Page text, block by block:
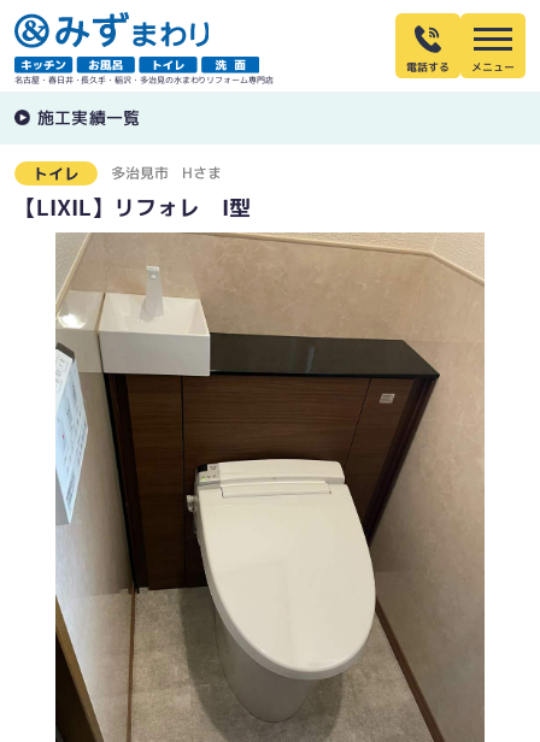
名古屋・春日井・長久手・稲沢・多治見の水まわりリフォーム専門店
電話する
施工実績一覧
トイレ 多治見市 Hさま
【LIXIL】リフォレ I型